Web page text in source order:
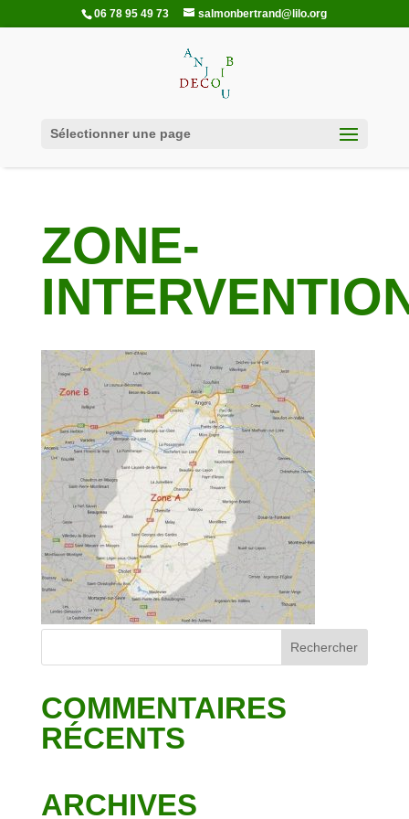
06 78 95 49 73 salmonbertrand@lilo.org
Sélectionner une page
ZONE-
COMMENTAIRES
RÉCENTS
ARCHIVES